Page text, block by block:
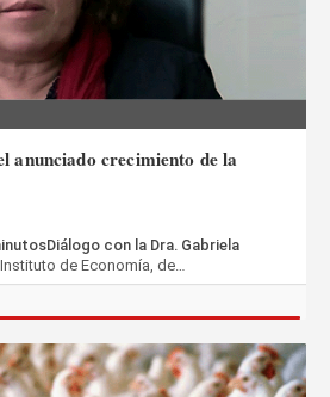
anunciado crecimiento de la
con la Dra. Gabriela
de Economía, de…